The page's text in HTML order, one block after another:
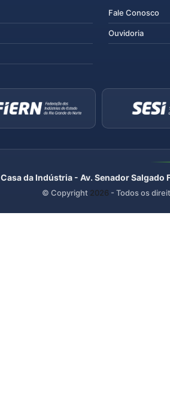
Fale Conosco
Ouvidoria
Casa da Indústria - Av. Senador
© Copyright 2026 - Todos os